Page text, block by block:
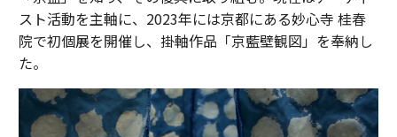
スト活動を主軸に、2023年には京都にある妙心寺 桂春
院で初個展を開催し、掛軸作品「京藍壁観図」を奉納し
た。